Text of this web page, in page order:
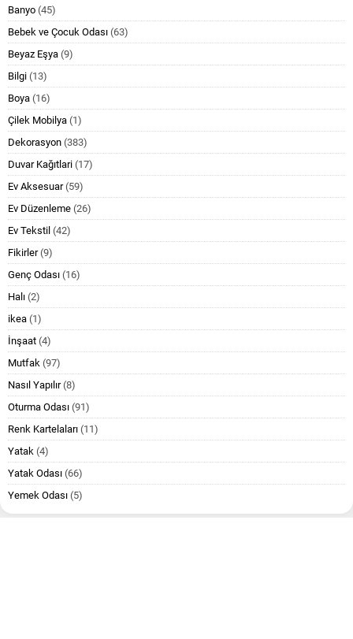
Banyo (45)
Bebek ve Çocuk Odası (63)
Beyaz Eşya (9)
Bilgi (13)
Boya (16)
Çilek Mobilya (1)
Dekorasyon (383)
Duvar Kağıtlari (17)
Ev Aksesuar(59)
Ev Düzenleme (26)
Ev Tekstil (42)
Fikirler(9)
Genç Odası (16)
Halı (2)
ikea (1)
İnşaat (4)
Mutfak (97)
Nasıl Yapılır(8)
Oturma Odası (91)
Renk Kartelaları (11)
Yatak (4)
Yatak Odası (66)
Yemek Odası (5)